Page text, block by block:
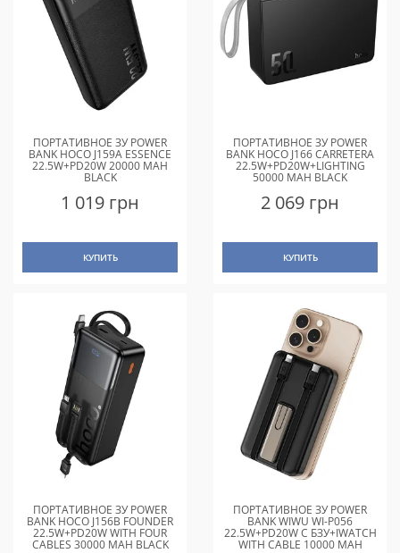
ПОРТАТИВНОЕ ЗУ POWER
BANK HOCO J159A ESSENCE
22.5W+PD20W 20000 MAH
BLACK
1 019 грн
КУПИТЬ
ПОРТАТИВНОЕ ЗУ POWER
BANK HOCO J166 CARRETERA
22.5W+PD20W+LIGHTING
50000 MAH BLACK
2 069 грн
КУПИТЬ
ПОРТАТИВНОЕ ЗУ POWER
BANK HOCO J156B FOUNDER
22.5W+PD20W WITH FOUR
CABLES 30000 MAH BLACK
ПОРТАТИВНОЕ ЗУ POWER
BANK WIWU WI-P056
22.5W+PD20W С БЗУ+IWATCH
WITH CABLE 10000 MAH